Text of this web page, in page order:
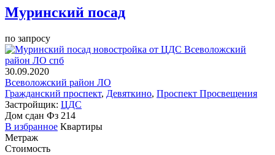
Муринский посад
по запросу
30.09.2020
Всеволожский район ЛО
Гражданский проспект, Девяткино, Проспект Просвещения
Застройщик: ЦДС
Дом сдан Фз 214
В избранное Квартиры
Метраж
Стоимость